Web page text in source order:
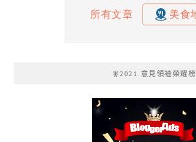
🧚2021 意見領袖榮耀榜